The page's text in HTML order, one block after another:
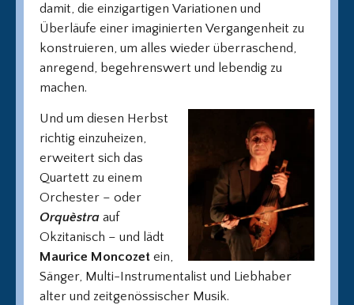
damit, die einzigartigen Variationen und
Überläufe einer imaginierten Vergangenheit zu
konstruieren, um alles wieder überraschend,
anregend, begehrenswert und lebendig zu
machen.
Und um diesen Herbst
richtig einzuheizen,
erweitert sich das
Quartett zu einem
Orchester – oder
Orquèstra auf
Okzitanisch – und lädt
Maurice Moncozet ein,
Sänger, Multi-Instrumentalist und Liebhaber
alter und zeitgenössischer Musik.